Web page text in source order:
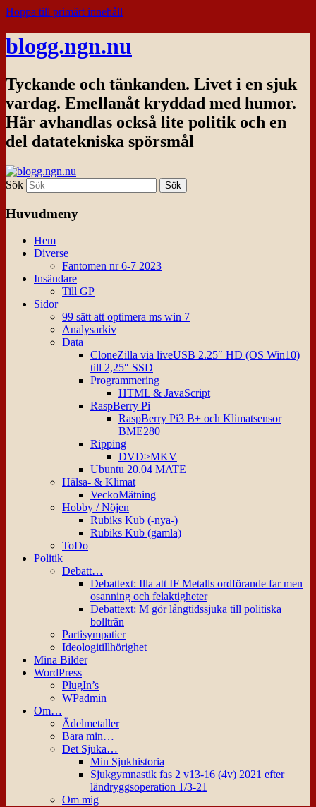
Hoppa till primärt innehåll
blogg.ngn.nu
Tyckande och tänkanden. Livet i en sjuk
vardag. Emellanåt kryddad med humor.
Här avhandlas också lite politik och en
del datatekniska spörsmål
Sök
Huvudmeny
Hem
Diverse
Fantomen nr 6-7 2023
Insändare
Till GP
Sidor
99 sätt att optimera ms win 7
Analysarkiv
Data
CloneZilla via liveUSB 2.25″ HD (OS Win10)
till 2,25″ SSD
Programmering
HTML & JavaScript
RaspBerry Pi
RaspBerry Pi3 B+ och Klimatsensor
BME280
Ripping
DVD>MKV
Ubuntu 20.04 MATE
Hälsa- & Klimat
VeckoMätning
Hobby / Nöjen
Rubiks Kub (-nya-)
Rubiks Kub (gamla)
ToDo
Politik
Debatt…
Debattext: Illa att IF Metalls ordförande far men
osanning och felaktigheter
Debattext: M gör långtidssjuka till politiska
bollträn
Partisympatier
Ideologitillhörighet
Mina Bilder
WordPress
PlugIn’s
WPadmin
Om…
Ädelmetaller
Bara min…
Det Sjuka…
Min Sjukhistoria
Sjukgymnastik fas 2 v13-16 (4v) 2021 efter
ländryggsoperation 1/3-21
Om mig